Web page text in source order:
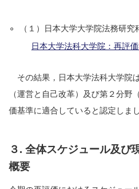
（１）日本大学大学院法務研究
日本大学法科大学院：再評
その結果，日本大学法科大学院
（運営と自己改革）及び第２分野
価基準に適合していると認定しまし
３. 全体スケジュール及び
概要